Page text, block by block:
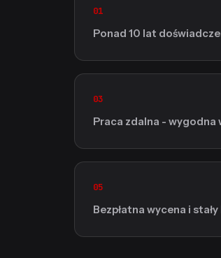
01
Ponad 10 lat
03
Praca zdalna - wygodna
05
Bezpłatna wycena i